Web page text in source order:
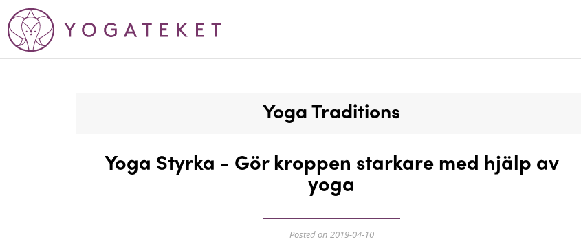
Yoga Traditions
Yoga Styrka - Gör kroppen starkare med hjälp av
yoga
Posted on 2019-04-10